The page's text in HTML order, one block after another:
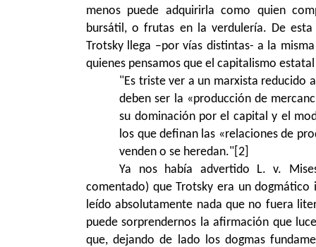
menos puede adquirirla como quien
bursátil, o frutas en la verdulería. De
Trotsky llega –por vías distintas- a la
quienes pensamos que el capitalismo
"Es triste ver a un marxista reducido
deben ser la «producción de
su dominación por el capital y el
los que definan las «relaciones de
venden o se heredan." [2]
Ya nos había advertido L. v.
comentado) que Trotsky era un dogmático
leído absolutamente nada que no fuera
puede sorprendernos la afirmación que
que, dejando de lado los dogmas